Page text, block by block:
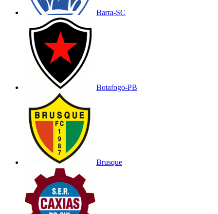
Barra-SC
Botafogo-PB
Brusque